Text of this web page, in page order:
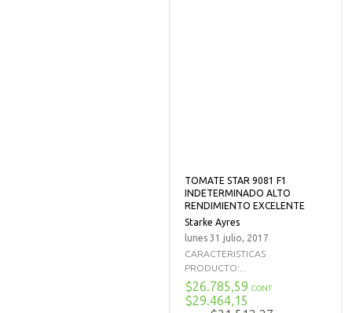
TOMATE STAR 9081 F1
INDETERMINADO ALTO
RENDIMIENTO EXCELENTE
Starke Ayres
lunes 31 julio, 2017
CARACTERISTICAS
PRODUCTO:...
$26.785,59 CONT
$29.464,15